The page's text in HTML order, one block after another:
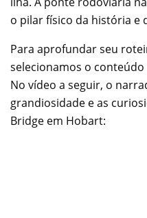
o pilar físico da história e
Para aprofundar seu
selecionamos o conteúdo
No vídeo a seguir, o
grandiosidade e as
Bridge em Hobart: